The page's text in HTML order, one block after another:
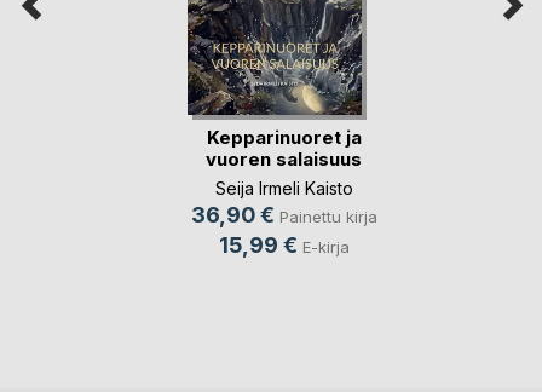
Kepparinuoret ja
vuoren salaisuus
Seija Irmeli Kaisto
36,90 € Painettu kirja
15,99 € E-kirja